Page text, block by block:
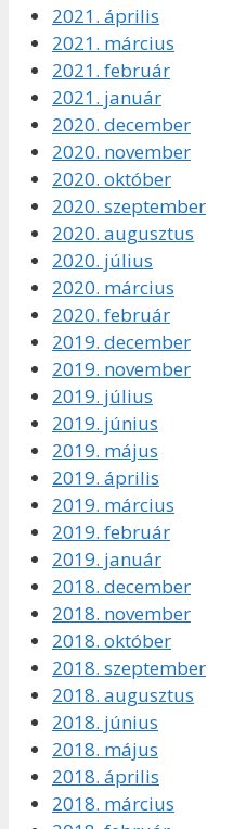
2021. április
2021. március
2021. február
2021. január
2020. december
2020. november
2020. október
2020. szeptember
2020. augusztus
2020. július
2020. március
2020. február
2019. december
2019. november
2019. július
2019. június
2019. május
2019. április
2019. március
2019. február
2019. január
2018. december
2018. november
2018. október
2018. szeptember
2018. augusztus
2018. június
2018. május
2018. április
2018. március